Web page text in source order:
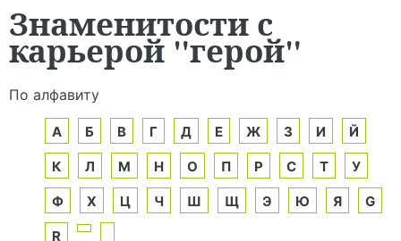
Знаменитости с
карьерой "герой"
По алфавиту
А Б В Г Д Е Ж З И Й
К Л М Н О П Р С Т У
Ф Х Ц Ч Ш Щ Э Ю Я G
R